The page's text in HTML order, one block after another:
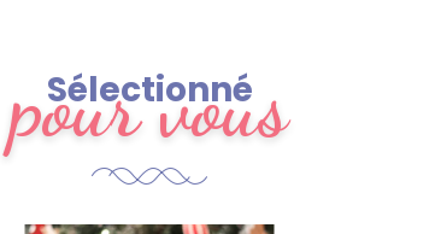
Sélectionné
pour vous